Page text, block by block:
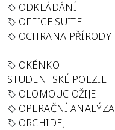
ODKLÁDÁNÍ
OFFICE SUITE
OCHRANA PŘÍRODY
OKÉNKO
STUDENTSKÉ POEZIE
OLOMOUC OŽIJE
OPERAČNÍ ANALÝZA
ORCHIDEJ